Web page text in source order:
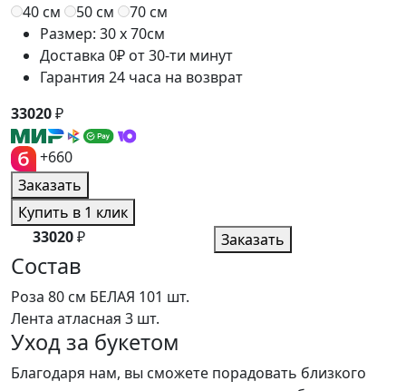
40 см
50 см
70 см
Размер: 30 x 70см
Доставка 0₽ от 30-ти минут
Гарантия 24 часа на возврат
33020₽
+660
Заказать
Купить в 1 клик
33020₽ Заказать
Состав
Роза 80 см БЕЛАЯ 101 шт.
Лента атласная 3 шт.
Уход за букетом
Благодаря нам, вы сможете порадовать близкого